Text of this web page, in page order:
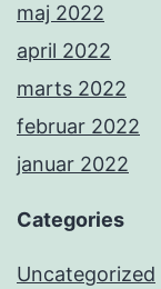
maj 2022
april 2022
marts 2022
februar 2022
januar 2022
Categories
Uncategorized